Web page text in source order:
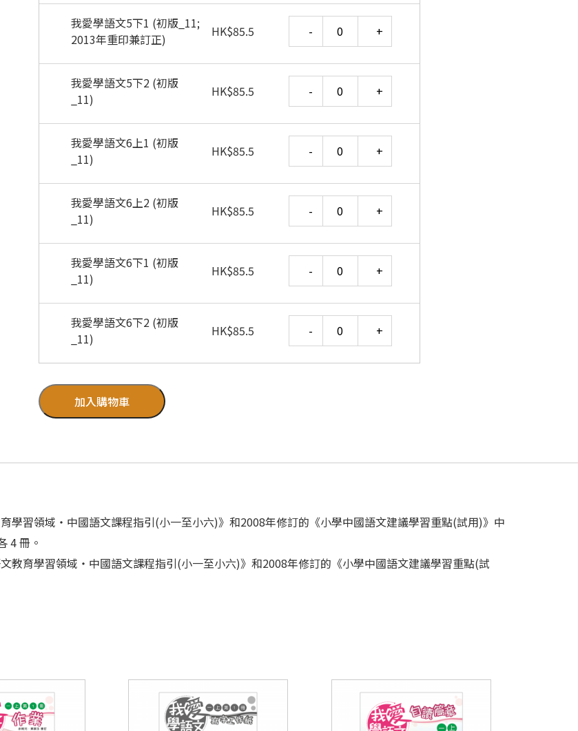
我愛學語文5下1 (初版_11;
2013年重印兼訂正)
HK$85.5
我愛學語文5下2 (初版
_11)
HK$85.5
我愛學語文6上1 (初版
_11)
HK$85.5
我愛學語文6上2 (初版
_11)
HK$85.5
我愛學語文6下1 (初版
_11)
HK$85.5
我愛學語文6下2 (初版
_11)
HK$85.5
加入購物車
學習領域‧中國語文課程指引(小一至小六)》和2008年修訂的《小學中國語文建議學習重點(試用)》中
4 冊。
教育學習領域‧中國語文課程指引(小一至小六)》和2008年修訂的《小學中國語文建議學習重點(試